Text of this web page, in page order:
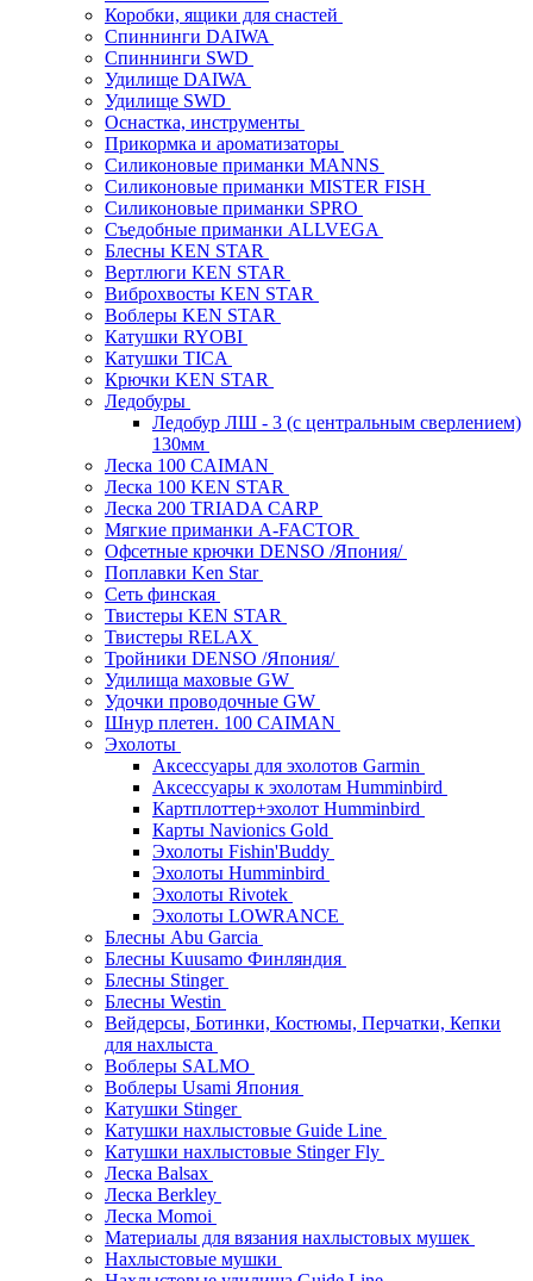
Коробки, ящики для снастей
Спиннинги DAIWA
Спиннинги SWD
Удилище DAIWA
Удилище SWD
Оснастка, инструменты
Прикормка и ароматизаторы
Силиконовые приманки MANNS
Силиконовые приманки MISTER FISH
Силиконовые приманки SPRO
Съедобные приманки ALLVEGA
Блесны KEN STAR
Вертлюги KEN STAR
Виброхвосты KEN STAR
Воблеры KEN STAR
Катушки RYOBI
Катушки TICA
Крючки KEN STAR
Ледобуры
Ледобур ЛШ - 3 (с центральным сверлением)
130мм
Леска 100 CAIMAN
Леска 100 KEN STAR
Леска 200 TRIADA CARP
Мягкие приманки A-FACTOR
Офсетные крючки DENSO /Япония/
Поплавки Ken Star
Сеть финская
Твистеры KEN STAR
Твистеры RELAX
Тройники DENSO /Япония/
Удилища маховые GW
Удочки проводочные GW
Шнур плетен. 100 CAIMAN
Эхолоты
Аксессуары для эхолотов Garmin
Аксессуары к эхолотам Humminbird
Картплоттер+эхолот Humminbird
Карты Navionics Gold
Эхолоты Fishin'Buddy
Эхолоты Humminbird
Эхолоты Rivotek
Эхолоты LOWRANCE
Блесны Abu Garcia
Блесны Kuusamo Финляндия
Блесны Stinger
Блесны Westin
Вейдерсы, Ботинки, Костюмы, Перчатки, Кепки
для нахлыста
Воблеры SALMO
Воблеры Usami Япония
Катушки Stinger
Катушки нахлыстовые Guide Line
Катушки нахлыстовые Stinger Fly
Леска Balsax
Леска Berkley
Леска Momoi
Материалы для вязания нахлыстовых мушек
Нахлыстовые мушки